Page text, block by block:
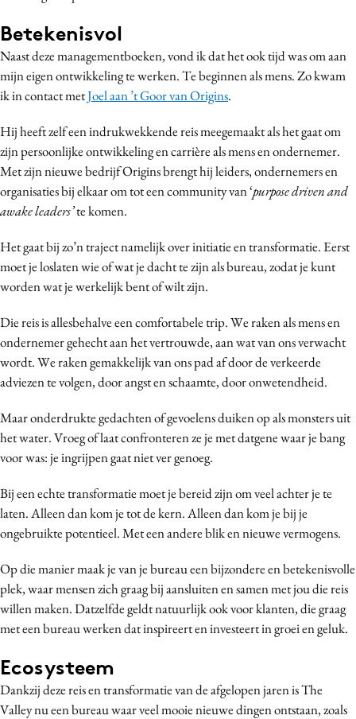
Betekenisvol
Naast deze managementboeken, vond ik dat het ook tijd was om aan
mijn eigen ontwikkeling te werken. Te beginnen als mens. Zo kwam
ik in contact metJoel aan ’t Goor van Origins.
Hij heeft zelf een indrukwekkende reis meegemaakt als het gaat om
zijn persoonlijke ontwikkeling en carrière als mens en ondernemer.
Met zijn nieuwe bedrijf Origins brengt hij leiders, ondernemers en
organisaties bij elkaar om tot een community van ‘purpose driven and
awake leaders’te komen.
Het gaat bij zo’n traject namelijk over initiatie en transformatie. Eerst
moet je loslaten wie of wat je dacht te zijn als bureau, zodat je kunt
worden wat je werkelijk bent of wilt zijn.
Die reis is allesbehalve een comfortabele trip. We raken als mens en
ondernemer gehecht aan het vertrouwde, aan wat van ons verwacht
wordt. We raken gemakkelijk van ons pad af door de verkeerde
adviezen te volgen, door angst en schaamte, door onwetendheid.
Maar onderdrukte gedachten of gevoelens duiken op als monsters uit
het water. Vroeg of laat confronteren ze je met datgene waar je bang
voor was: je ingrijpen gaat niet ver genoeg.
Bij een echte transformatie moet je bereid zijn om veel achter je te
laten. Alleen dan kom je tot de kern. Alleen dan kom je bij je
ongebruikte potentieel. Met een andere blik en nieuwe vermogens.
Op die manier maak je van je bureau een bijzondere en betekenisvolle
plek, waar mensen zich graag bij aansluiten en samen met jou die reis
willen maken. Datzelfde geldt natuurlijk ook voor klanten, die graag
met een bureau werken dat inspireert en investeert in groei en geluk.
Ecosysteem
Dankzij deze reis en transformatie van de afgelopen jaren is The
Valley nu een bureau waar veel mooie nieuwe dingen ontstaan, zoals